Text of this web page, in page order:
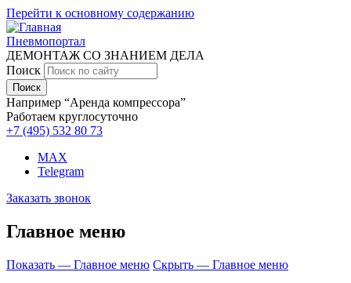
Перейти к основному содержанию
Пневмопортал
ДЕМОНТАЖ СО ЗНАНИЕМ ДЕЛА
Поиск
Например “Аренда компрессора”
Работаем круглосуточно
+7 (495) 532 80 73
MAX
Telegram
Заказать звонок
Главное меню
Показать — Главное меню Скрыть — Главное меню